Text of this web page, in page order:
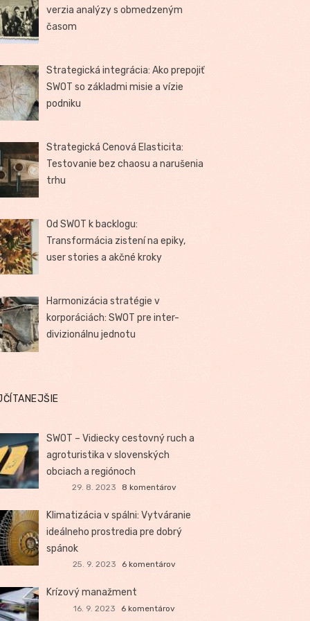
verzia analýzy s obmedzeným
časom
Strategická integrácia: Ako prepojiť
SWOT so základmi misie a vízie
podniku
Strategická Cenová Elasticita:
Testovanie bez chaosu a narušenia
trhu
Od SWOT k backlogu:
Transformácia zistení na epiky,
user stories a akčné kroky
Harmonizácia stratégie v
korporáciách: SWOT pre inter-
divizionálnu jednotu
SWOT – Vidiecky cestovný ruch a
agroturistika v slovenských
obciach a regiónoch
29. 8. 2023 8 komentárov
Klimatizácia v spálni: Vytváranie
ideálneho prostredia pre dobrý
spánok
25. 9. 2023 6 komentárov
Krízový manažment
16. 9. 2023 6 komentárov